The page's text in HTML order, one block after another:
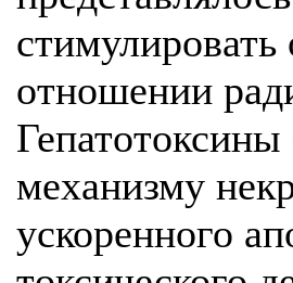
стимулировать
отношении
механизму
ускоренного